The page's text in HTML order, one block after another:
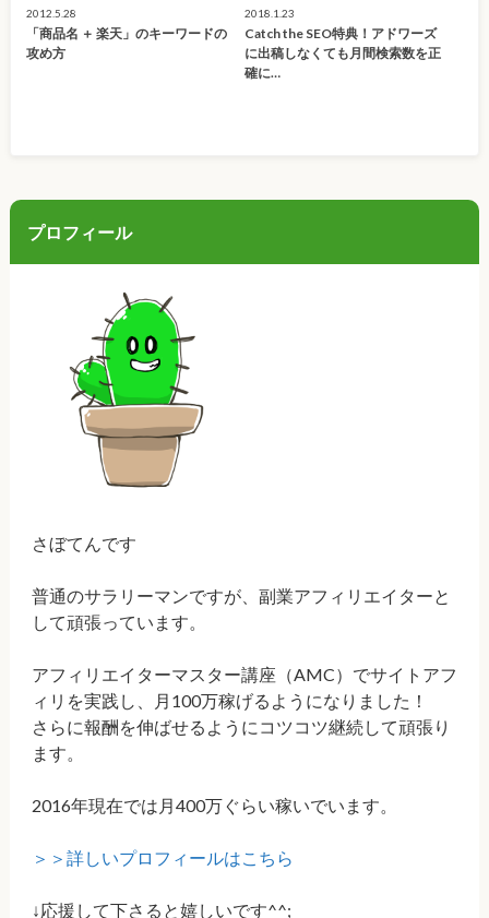
2012.5.28
「商品名 ＋ 楽天」のキーワードの
攻め方
2018.1.23
Catch the SEO特典！アドワーズ
に出稿しなくても月間検索数を正
確に…
プロフィール
さぼてんです
普通のサラリーマンですが、副業アフィリエイターと
して頑張っています。
アフィリエイターマスター講座（AMC）でサイトアフ
ィリを実践し、月100万稼げるようになりました！
さらに報酬を伸ばせるようにコツコツ継続して頑張り
ます。
2016年現在では月400万ぐらい稼いでいます。
＞＞詳しいプロフィールはこちら
↓応援して下さると嬉しいです^^;